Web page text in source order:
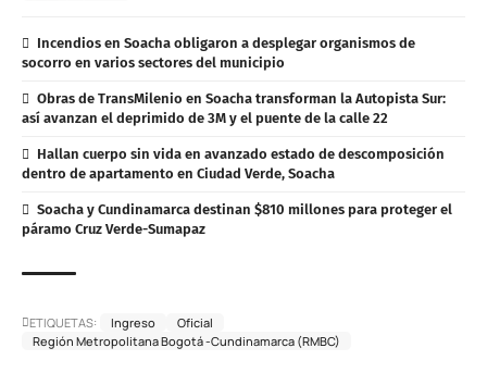
Incendios en Soacha obligaron a desplegar organismos de
socorro en varios sectores del municipio
Obras de TransMilenio en Soacha transforman la Autopista Sur:
así avanzan el deprimido de 3M y el puente de la calle 22
Hallan cuerpo sin vida en avanzado estado de descomposición
dentro de apartamento en Ciudad Verde, Soacha
Soacha y Cundinamarca destinan $810 millones para proteger el
páramo Cruz Verde-Sumapaz
ETIQUETAS: Ingreso
Oficial
Región Metropolitana Bogotá -Cundinamarca (RMBC)